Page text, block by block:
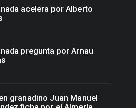
acelera por Alberto
pregunta por Arnau
granadino Juan Manuel